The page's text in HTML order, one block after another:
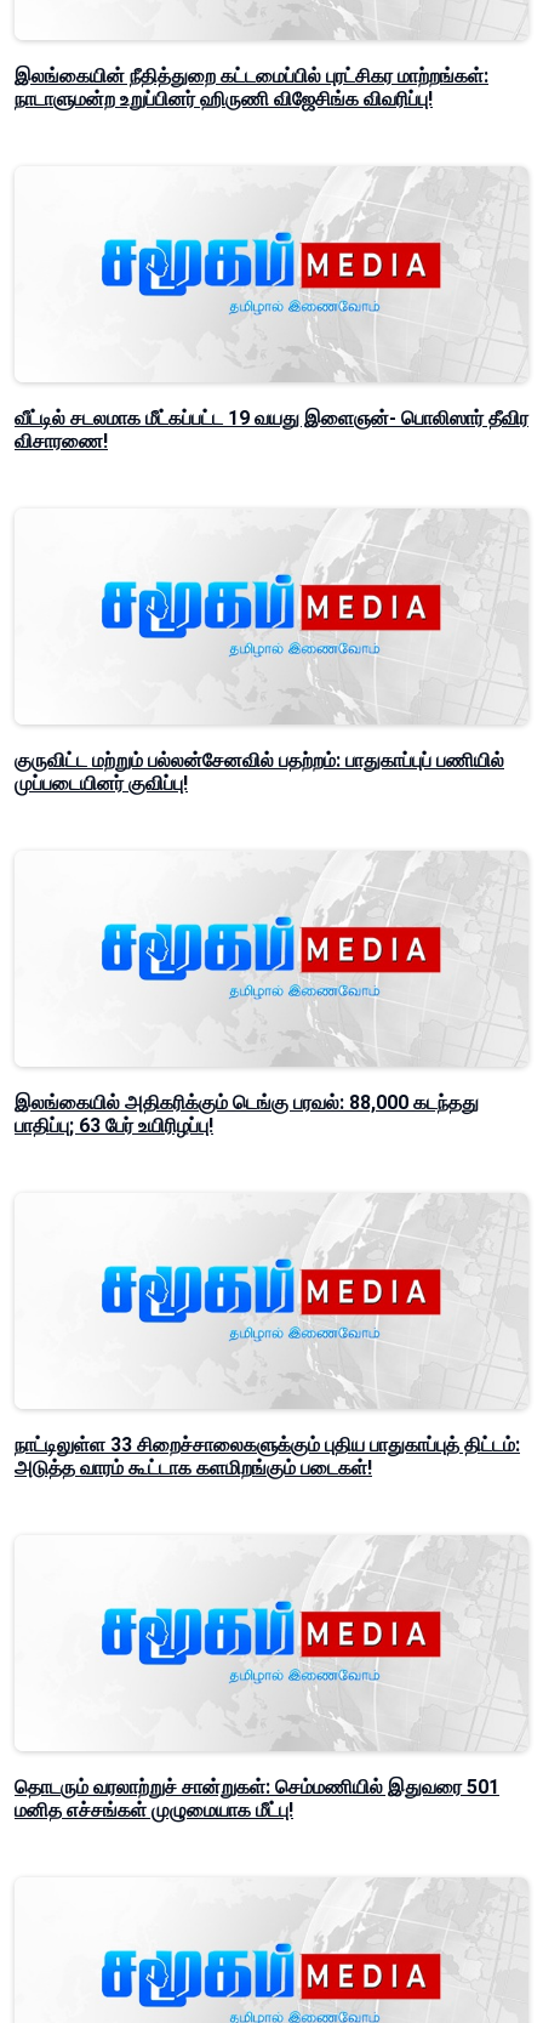
இலங்கையின் நீதித்துறை கட்டமைப்பில் புரட்சிகர மாற்றங்கள்:
நாடாளுமன்ற உறுப்பினர் ஹிருணி விஜேசிங்க விவரிப்பு!
வீட்டில் சடலமாக மீட்கப்பட்ட 19 வயது இளைஞன்- பொலிஸார் தீவிர
விசாரணை!
குருவிட்ட மற்றும் பல்லன்சேனவில் பதற்றம்: பாதுகாப்புப் பணியில்
முப்படையினர் குவிப்பு!
இலங்கையில் அதிகரிக்கும் டெங்கு பரவல்: 88,000 கடந்தது
பாதிப்பு; 63 பேர் உயிரிழப்பு!
நாட்டிலுள்ள 33 சிறைச்சாலைகளுக்கும் புதிய பாதுகாப்புத் திட்டம்:
அடுத்த வாரம் கூட்டாக களமிறங்கும் படைகள்!
தொடரும் வரலாற்றுச் சான்றுகள்: செம்மணியில் இதுவரை 501
மனித எச்சங்கள் முழுமையாக மீட்பு!